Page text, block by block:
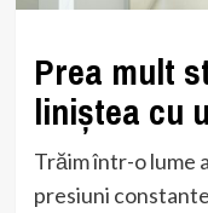
Prea mult
liniștea cu
Trăim într-o lume
presiuni